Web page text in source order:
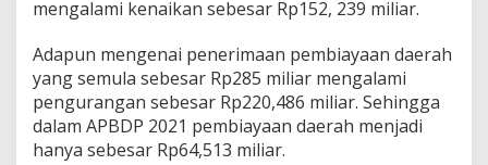
8
r
i
l
i
u
n
mengalami kenaikan sebesar Rp152, 239 miliar.
Adapun mengenai penerimaan pembiayaan daerah
yang semula sebesar Rp285 miliar mengalami
pengurangan sebesar Rp220,486 miliar. Sehingga
dalam APBDP 2021 pembiayaan daerah menjadi
hanya sebesar Rp64,513 miliar.